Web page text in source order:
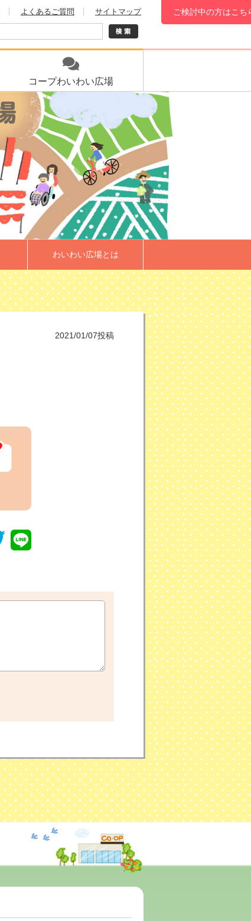
よくあるご質問 サイトマップ ご検討中の方はこち
コープわいわい広場
わいわい広場とは
2021/01/07投稿